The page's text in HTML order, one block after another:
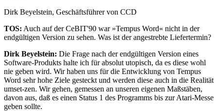
Dirk Beyelstein, Geschäftsführer von CCD
TOS: Auch auf der CeBIT'90 war »Tempus Word« nicht in der
endgültigen Version zu sehen. Was ist der angestrebte Liefertermin?
Dirk Beyelstein: Die Frage nach der endgültigen Version eines
Software-Produkts halte ich für absolut utopisch, da es diese wohl
nie geben wird. Wir haben uns für die Entwicklung von Tempus
Word sehr hohe Ziele gesteckt und werden diese auch in die Realität
umset-zen. Wir gehen, gemessen an unseren eigenen Maßstäben,
davon aus, daß es einen Status 1 des Programms bis zur Atari-Messe
geben sollte.